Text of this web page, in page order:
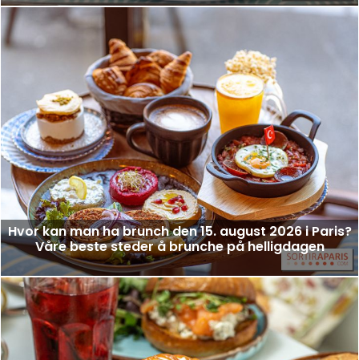
Hvor kan man ha brunch den 15. august 2026 i Paris?
Våre beste steder å brunche på helligdagen